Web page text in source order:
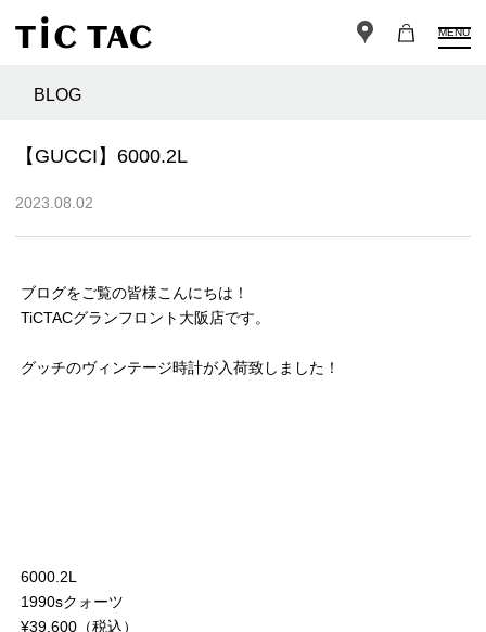
MENU
BLOG
【GUCCI】6000.2L
2023.08.02
ブログをご覧の皆様こんにちは！
TiCTACグランフロント大阪店です。
グッチのヴィンテージ時計が入荷致しました！
6000.2L
1990sクォーツ
¥39,600（税込）